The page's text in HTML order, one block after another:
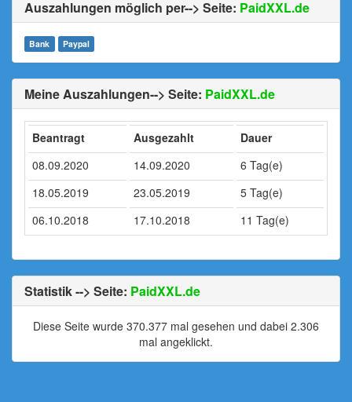
Auszahlungen möglich per--> Seite: PaidXXL.de
Bank Paypal
Meine Auszahlungen--> Seite: PaidXXL.de
Beantragt Ausgezahlt
Dauer
08.09.2020
14.09.2020
6 Tag(e)
18.05.2019
23.05.2019
5 Tag(e)
06.10.2018
17.10.2018 11 Tag(e)
Statistik --> Seite: PaidXXL.de
Diese Seite wurde 370.377 mal gesehen und dabei 2.306
mal angeklickt.